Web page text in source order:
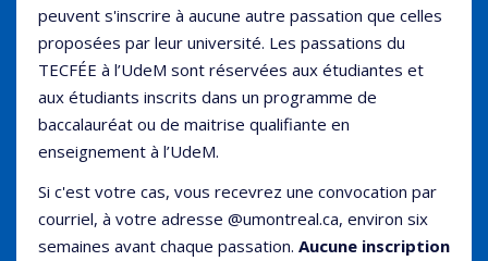
peuvent s'inscrire à aucune autre passation que celles
proposées par leur université. Les passations du
TECFÉE à l’UdeM sont réservées aux étudiantes et
aux étudiants inscrits dans un programme de
baccalauréat ou de maitrise qualifiante en
enseignement à l’UdeM.
Si c'est votre cas, vous recevrez une convocation par
courriel, à votre adresse @umontreal.ca, environ six
semaines avant chaque passation. Aucune inscription